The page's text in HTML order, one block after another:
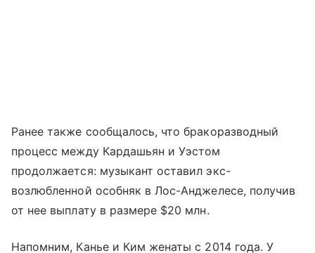
Ранее также сообщалось, что бракоразводный
процесс между Кардашьян и Уэстом
продолжается: музыкант оставил экс-
возлюбленной особняк в Лос-Анджелесе, получив
от нее выплату в размере $20 млн.
Напомним, Канье и Ким женаты с 2014 года. У